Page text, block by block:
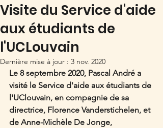
Visite du Service d'aide
aux étudiants de
l'UCLouvain
Dernière mise à jour : 3 nov. 2020
Le 8 septembre 2020, Pascal André a
visité le Service d'aide aux étudiants de
l'UClouvain, en compagnie de sa
directrice, Florence Vanderstichelen, et
de Anne-Michèle De Jonge,